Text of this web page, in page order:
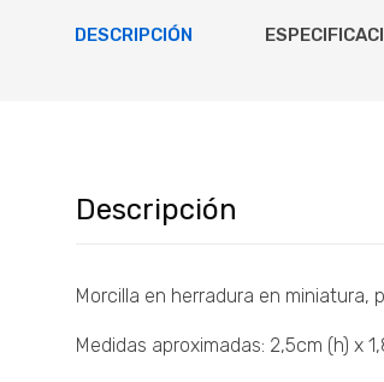
DESCRIPCIÓN
Descripción
Morcilla en herradura en
Medidas aproximadas: 2,5cm (h) x